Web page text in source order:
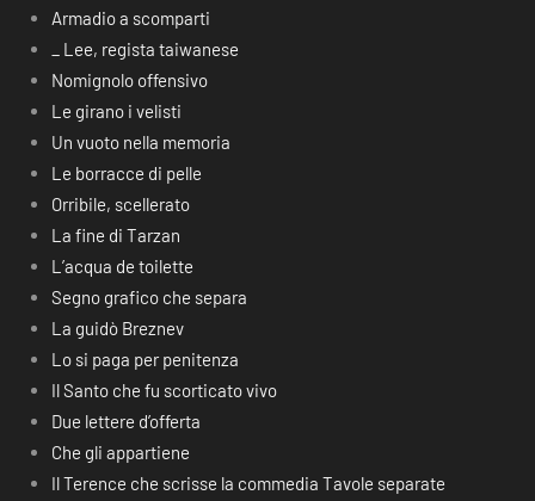
Armadio a scomparti
_ Lee, regista taiwanese
Nomignolo offensivo
Le girano i velisti
Un vuoto nella memoria
Le borracce di pelle
Orribile, scellerato
La fine di Tarzan
L’acqua de toilette
Segno grafico che separa
La guidò Breznev
Lo si paga per penitenza
Il Santo che fu scorticato vivo
Due lettere d’offerta
Che gli appartiene
Il Terence che scrisse la commedia Tavole separate